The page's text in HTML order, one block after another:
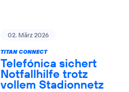
02. März 2026
TITAN CONNECT
Telefónica sichert
Notfallhilfe trotz
vollem Stadionnetz